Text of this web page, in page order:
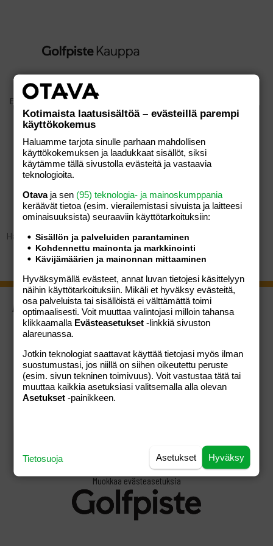
Etusivu / Seurat / Jakobstads Golf Pietarsaari
JAKOBSTADS GOLF
PIETARSAARI
Hakusi ei tuottanut tuloksia.
Tietosuojaseloste
Muokkaa evästeasetuksia
KAUPAN EHDOT
Verkkokaupan ehdot
ASIAKASPALVELU
Usein kysytyt kysymykset
Ota yhteyttä
Kotimaista laatusisältöä – evästeillä parempi
käyttökokemus
Haluamme tarjota sinulle parhaan mahdollisen
käyttökokemuksen ja laadukkaat sisällöt, siksi
käytämme tällä sivustolla evästeitä ja vastaavia
teknologioita.
Otava ja sen (95) teknologia- ja mainoskumppania
keräävät tietoa (esim. vierailemis­tasi sivuista ja laitteesi
ominaisuuk­sista) seuraaviin käyttötarkoituksiin:
Sisällön ja palveluiden parantaminen
Kohdennettu mainonta ja markkinointi
Kävijämäärien ja mainonnan mittaaminen
Hyväksymällä evästeet, annat luvan tietojesi käsittelyyn
näihin käyttötarkoituksiin. Mikäli et hyväksy evästeitä,
osa palveluista tai sisällöistä ei välttämättä toimi
optimaalisesti. Voit muuttaa valintojasi milloin tahansa
klikkaamalla Evästeasetukset -linkkiä sivuston
alareunassa.
Jotkin teknologiat saattavat käyttää tietojasi myös ilman
suostumustasi, jos niillä on siihen oikeutettu peruste
(esim. sivun tekninen toimivuus). Voit vastustaa tätä tai
muuttaa kaikkia asetuksiasi valitsemalla alla olevan
Asetukset -painikkeen.
Hyväksy
Asetukset
Tietosuoja